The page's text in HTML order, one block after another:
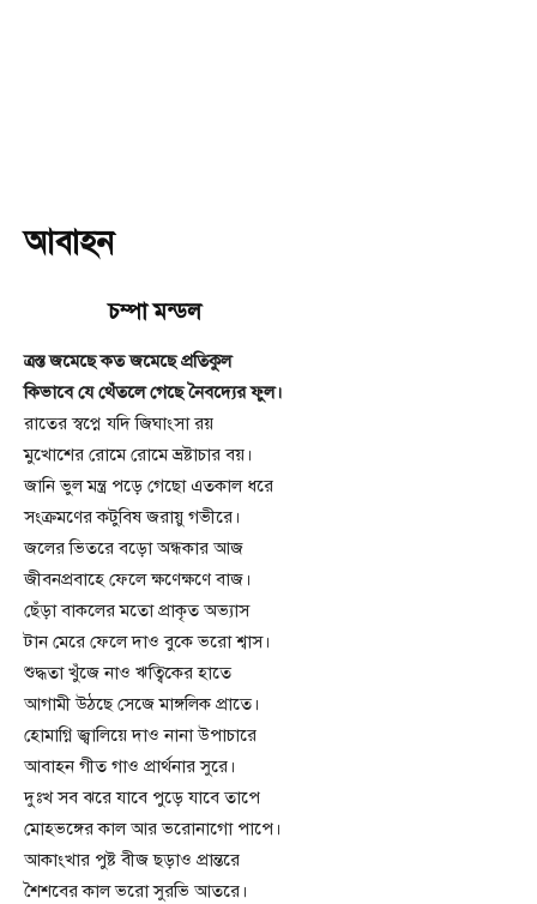
আবাহন
চম্পা মন্ডল
ত্রস্ত জমেছে কত জমেছে প্রতিকুল
কিভাবে যে থেঁতলে গেছে নৈবদ্যের ফুল।
রাতের স্বপ্নে যদি জিঘাংসা রয়
মুখোশের রোমে রোমে ভ্রষ্টাচার বয়।
জানি ভুল মন্ত্র পড়ে গেছো এতকাল ধরে
সংক্রমণের কটুবিষ জরায়ু গভীরে।
জলের ভিতরে বড়ো অন্ধকার আজ
জীবনপ্রবাহে ফেলে ক্ষণেক্ষণে বাজ।
ছেঁড়া বাকলের মতো প্রাকৃত অভ্যাস
টান মেরে ফেলে দাও বুকে ভরো শ্বাস।
শুদ্ধতা খুঁজে নাও ঋত্বিকের হাতে
আগামী উঠছে সেজে মাঙ্গলিক প্রাতে।
হোমাগ্নি জ্বালিয়ে দাও নানা উপাচারে
আবাহন গীত গাও প্রার্থনার সুরে।
দুঃখ সব ঝরে যাবে পুড়ে যাবে তাপে
মোহভঙ্গের কাল আর ভরোনাগো পাপে।
আকাংখার পুষ্ট বীজ ছড়াও প্রান্তরে
শৈশবের কাল ভরো সুরভি আতরে।